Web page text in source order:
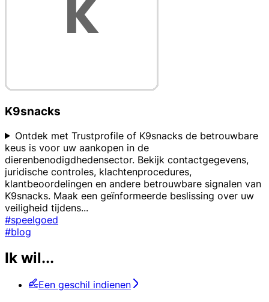
K9snacks
Ontdek met Trustprofile of K9snacks de betrouwbare
keus is voor uw aankopen in de
dierenbenodigdhedensector. Bekijk contactgegevens,
juridische controles, klachtenprocedures,
klantbeoordelingen en andere betrouwbare signalen van
K9snacks. Maak een geïnformeerde beslissing over uw
veiligheid tijdens...
#speelgoed
#blog
Ik wil...
Een geschil indienen